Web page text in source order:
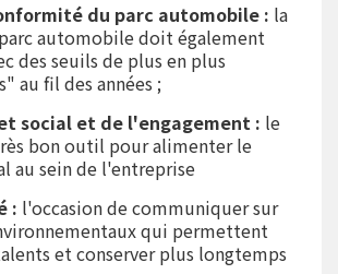
du parc automobile : la
automobile doit également
des seuils de plus en plus
au fil des années ;
social et de l'engagement : le
bon outil pour alimenter le
au sein de l'entreprise
: l'occasion de communiquer sur
qui permettent
et conserver plus longtemps